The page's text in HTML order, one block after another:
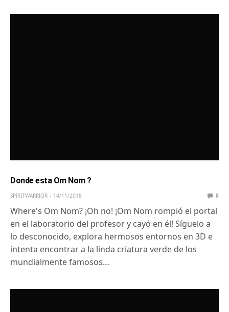
Donde esta Om Nom ?
SPIRITWARRIOR 14/11/2018 0
Where's Om Nom? ¡Oh no! ¡Om Nom rompió el portal
en el laboratorio del profesor y cayó en él! Síguelo a
lo desconocido, explora hermosos entornos en 3D e
intenta encontrar a la linda criatura verde de los
mundialmente famosos…